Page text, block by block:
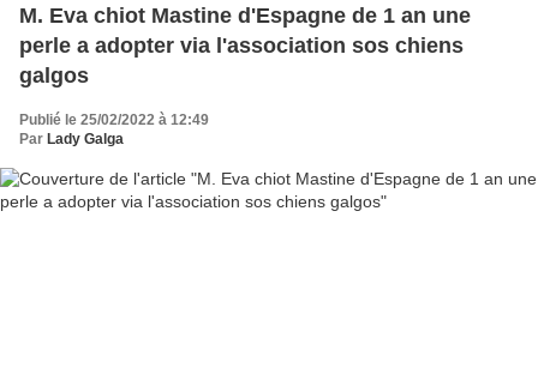
M. Eva chiot Mastine d'Espagne de 1 an une
perle a adopter via l'association sos chiens
galgos
Publié le 25/02/2022 à 12:49
Par Lady Galga